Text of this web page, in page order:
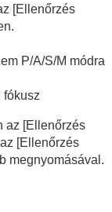
[Ellenőrzés
P/A/S/M módra
fókusz
az [Ellenőrzés
[Ellenőrzés
megnyomásával.